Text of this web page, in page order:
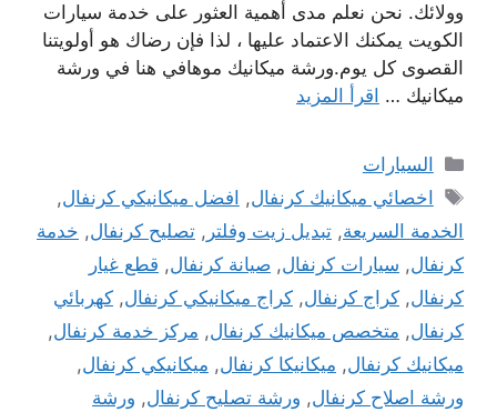
وولائك. نحن نعلم مدى أهمية العثور على خدمة سيارات
الكويت يمكنك الاعتماد عليها ، لذا فإن رضاك ​​هو أولويتنا
القصوى كل يوم.ورشة ميكانيك موهافي هنا في ورشة
ميكانيك … اقرأ المزيد
التصنيفات
السيارات
الوسوم
اخصائي ميكانيك كرنفال, افضل ميكانيكي كرنفال,
الخدمة السريعة, تبديل زيت وفلتر , تصليح كرنفال, خدمة
كرنفال, سيارات كرنفال, صيانة كرنفال, قطع غيار
كرنفال, كراج كرنفال, كراج ميكانيكي كرنفال, كهربائي
كرنفال, متخصص ميكانيك كرنفال, مركز خدمة كرنفال,
ميكانيك كرنفال, ميكانيكا كرنفال, ميكانيكي كرنفال,
ورشة اصلاح كرنفال, ورشة تصليح كرنفال, ورشة